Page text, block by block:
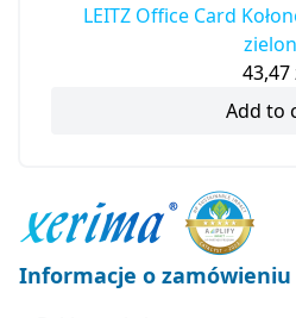
LEITZ Office Card
43,47
Add to
Informacje o zamówieniu